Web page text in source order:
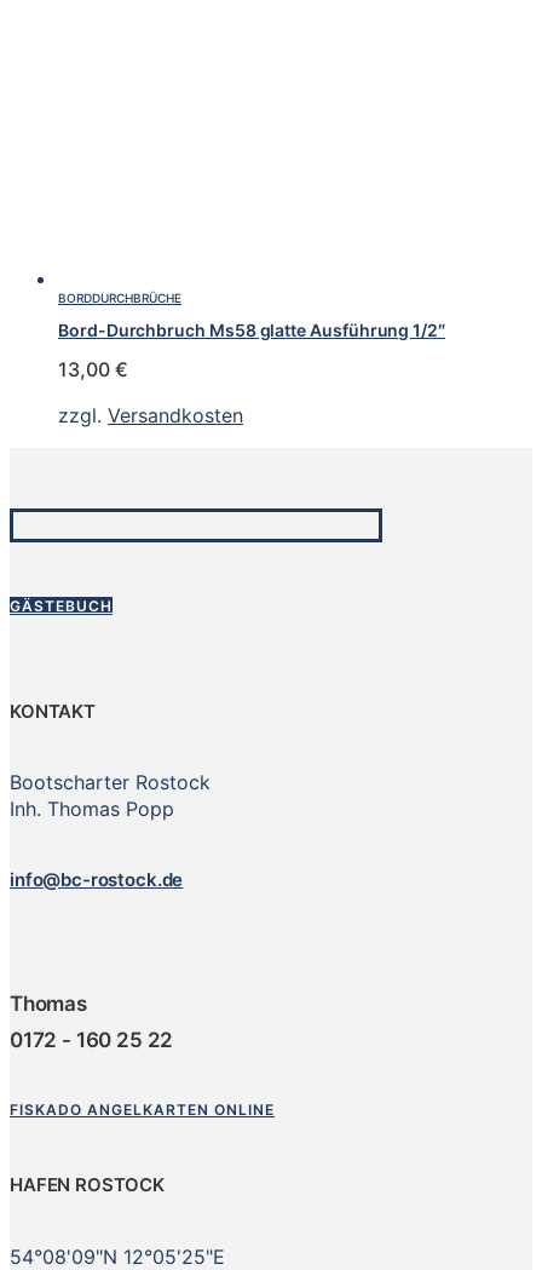
BORDDURCHBRÜCHE
Bord-Durchbruch Ms58 glatte Ausführung 1/2″
13,00 €
zzgl. Versandkosten
GÄSTEBUCH
KONTAKT
Bootscharter Rostock
Inh. Thomas Popp
info@bc-rostock.de
Thomas
0172 - 160 25 22
FISKADO ANGELKARTEN ONLINE
HAFEN ROSTOCK
54°08'09"N 12°05'25"E